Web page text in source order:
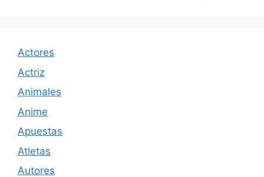
Actores
Actriz
Animales
Anime
Apuestas
Atletas
Autores